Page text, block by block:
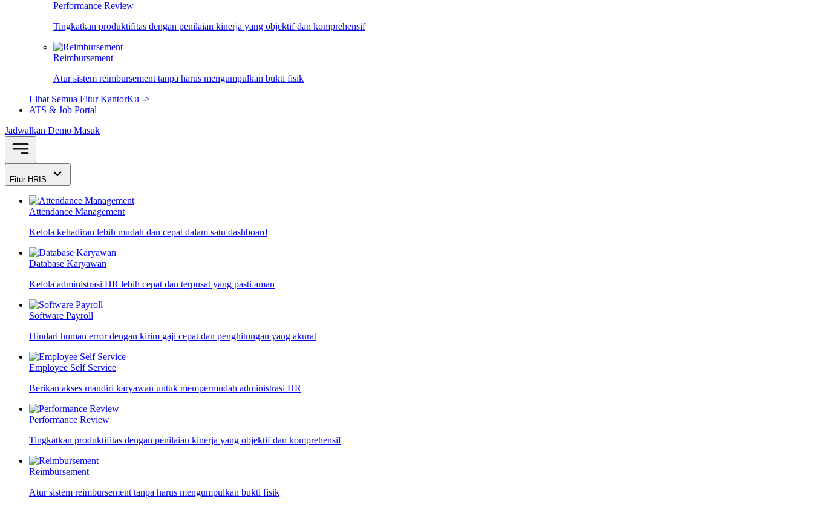
Performance Review
Tingkatkan produktifitas dengan penilaian kinerja yang objektif dan komprehensif
Reimbursement
Atur sistem reimbursement tanpa harus mengumpulkan bukti fisik
Lihat Semua Fitur KantorKu ->
ATS & Job Portal
Jadwalkan Demo Masuk
Fitur HRIS
Attendance Management
Kelola kehadiran lebih mudah dan cepat dalam satu dashboard
Database Karyawan
Kelola administrasi HR lebih cepat dan terpusat yang pasti aman
Software Payroll
Hindari human error dengan kirim gaji cepat dan penghitungan yang akurat
Employee Self Service
Berikan akses mandiri karyawan untuk mempermudah administrasi HR
Performance Review
Tingkatkan produktifitas dengan penilaian kinerja yang objektif dan komprehensif
Reimbursement
Atur sistem reimbursement tanpa harus mengumpulkan bukti fisik